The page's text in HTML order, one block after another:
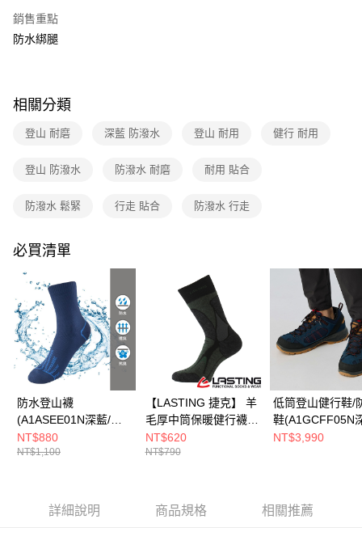
台灣樂天信用卡公司
大哥付你分期
2.付款方式選擇「大哥付你分期」，訂單成立後會自動跳轉到大哥付的交易
流程，驗證手機門號後，選擇欲分期的期數、繳款截止日，確認付款後即完
成交易。
消。如遇「轉專審核」未通過狀況，表示未達大哥付你分期系統評分，恕無
【繳款方式說明】
2.透過簡訊連結打開帳單後，可選擇「超商條碼／台灣大直營門市／銀行轉
帳／街口支付／iPASS MONEY」等通路繳費。
【注意事項】
1.本服務係由「台灣大哥大股份有限公司」（以下簡稱本公司）所提供，讓
用戶於交易時，得透過本服務購買商品或服務，並由商店將買賣／分期付款
買賣價金債權讓與本公司後，依約使用本公司帳單繳交帳款。
2.基於同意付款使用「大哥付你分期」之契約關係目的，商店將以您的個人
資料（包含姓名、電話或地址）提供予台灣大哥大進項蒐集、處理及利用，
由本公司與您本人進行分期帳單所需資料之確認、核對及更正。
3.完整用戶服務條款，請詳閱以下連結：
https://oppay.tw/userRule
貨到付款
全家取貨付款
每筆NT$80，滿NT$790(含以上)免運費
每筆NT$80，滿NT$790(含以上)免運費
萊爾富取貨付款
每筆NT$80，滿NT$790(含以上)免運費
付款後萊爾富取貨
每筆NT$80，滿NT$790(含以上)免運費
7-11取貨付款
每筆NT$80，滿NT$790(含以上)免運費
付款後7-11取貨
每筆NT$80，滿NT$790(含以上)免運費
每筆NT$80，滿NT$790(含以上)免運費
銷售重點
防水綁腿
相關分類
登山 耐磨 深藍 防潑水 登山 耐用 健行 耐用
登山 防潑水 防潑水 耐磨 耐用 貼合
防潑水 鬆緊 行走 貼合 防潑水 行走
必買清單
防水登山襪
(A1ASEE01N深藍/吸
濕排汗/防水)
NT$880
NT$1,100
【LASTING 捷克】 羊
毛厚中筒保暖健行襪
(LT-TRX黑/美麗諾羊毛
襪/健行襪/登山襪)
NT$620
NT$790
低筒登山健行鞋/
鞋(A1GCFF05N
防水/透氣/耐磨)
NT$3,990
詳細說明 商品規格 相關推薦